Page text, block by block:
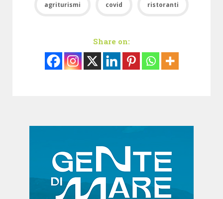
agriturismi covid ristoranti
Share on: